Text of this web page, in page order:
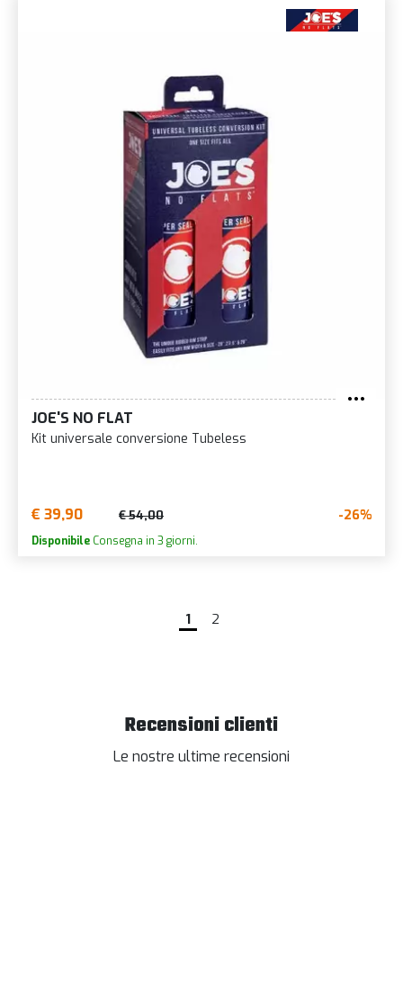
JOE'S NO FLAT
Kit universale conversione Tubeless
€ 39,90 € 54,00 -26%
Disponibile Consegna in 3 giorni.
1 2
Recensioni clienti
Le nostre ultime recensioni